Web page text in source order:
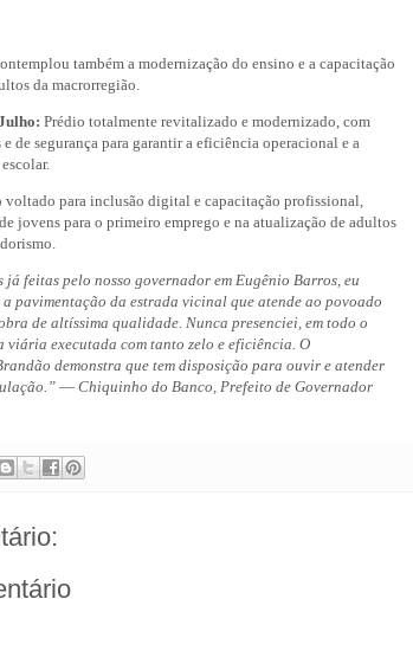
também a modernização do ensino e a capacitação
da macrorregião.
Prédio totalmente revitalizado e modernizado, com
e de segurança para garantir a eficiência operacional e a
voltado para inclusão digital e capacitação profissional,
jovens para o primeiro emprego e na atualização de adultos
já feitas pelo nosso governador em Eugênio Barros, eu
pavimentação da estrada vicinal que atende ao povoado
de altíssima qualidade. Nunca presenciei, em todo o
viária executada com tanto zelo e eficiência. O
demonstra que tem disposição para ouvir e atender
— Chiquinho do Banco, Prefeito de Governador